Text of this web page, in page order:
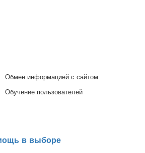
Обмен информацией с сайтом
Обучение пользователей
в выборе